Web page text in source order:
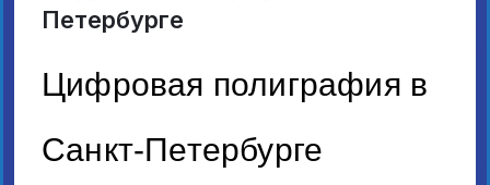
Петербурге
Цифровая полиграфия в
Санкт-Петербурге